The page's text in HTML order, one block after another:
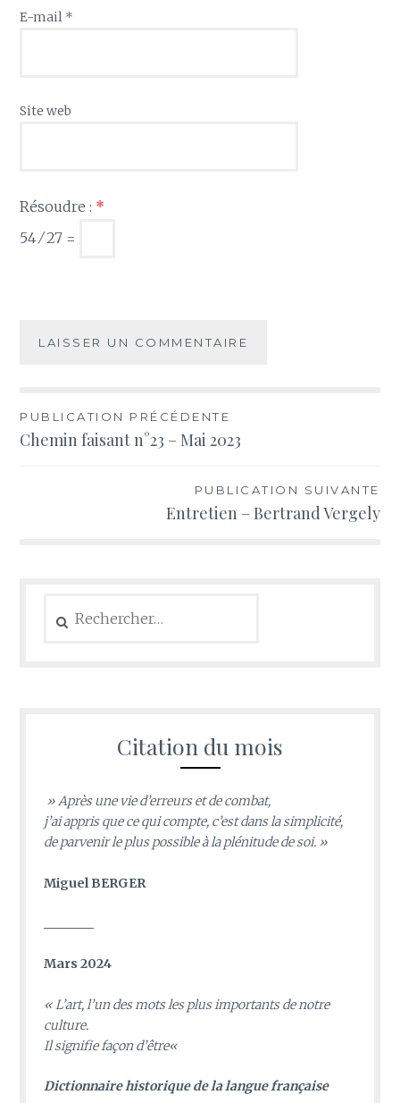
E-mail *
Site web
Résoudre : *
54 ⁄ 27 =
Navigation
de
PUBLICATION PRÉCÉDENTE
Chemin faisant n°23 – Mai 2023
PUBLICATION SUIVANTE
Entretien – Bertrand Vergely
Citation du mois
» Après une vie d’erreurs et de combat,
j’ai appris que ce qui compte, c’est dans la simplicité,
de parvenir le plus possible à la plénitude de soi. »
Miguel BERGER
Mars 2024
«L’art, l’un des mots les plus importants de notre
culture.
Il signifie façon d’être«
Dictionnaire historique de la langue française